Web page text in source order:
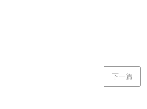
下一篇